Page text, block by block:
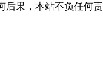
果，本站不负任何责